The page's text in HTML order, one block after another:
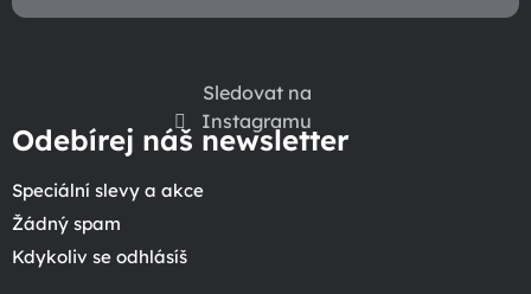
Sledovat na
Instagramu
Odebírej náš newsletter
Speciální slevy a akce
Žádný spam
Kdykoliv se odhlásíš